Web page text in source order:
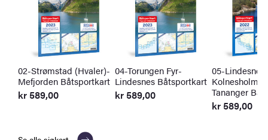
02-Strømstad (Hvaler)-
Mefjorden Båtsportkart
kr 589,00
04-Torungen Fyr-
Lindesnes Båtsportkart
kr589,00
05-Lindesnes-
Tananger
kr589,00